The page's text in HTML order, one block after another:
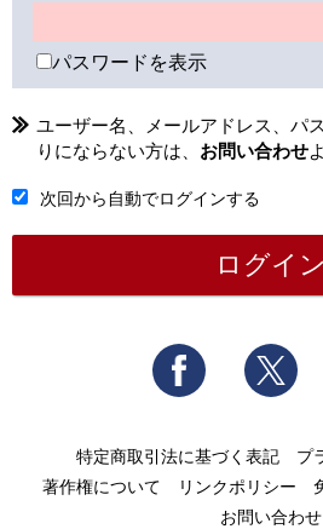
パスワードを表示
ユーザー名、メールアドレス、パ
りにならない方は、 お問い合わせ
次回から自動でログインする
Facebook
特定商取引法に基づく表記
プ
著作権について
リンクポリシー
お問い合わせ